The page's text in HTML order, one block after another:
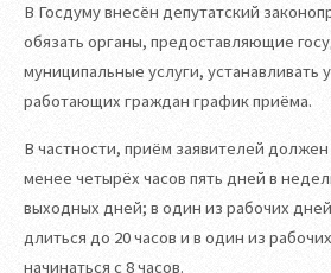
В Госдуму внесён депутатский
обязать органы, предоставляющие
муниципальные услуги, устанавливать
работающих граждан график приёма.
В частности, приём заявителей
менее четырёх часов пять дней в
выходных дней; в один из рабочих
длиться до 20 часов и в один из
начинаться с 8 часов.